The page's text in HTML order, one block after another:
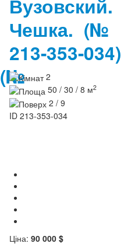
(№
Вузовский.
Чешка. (№
213-353-034)
2
50 / 30 / 8 м2
2 / 9
ID 213-353-034
Ціна: 90 000 $